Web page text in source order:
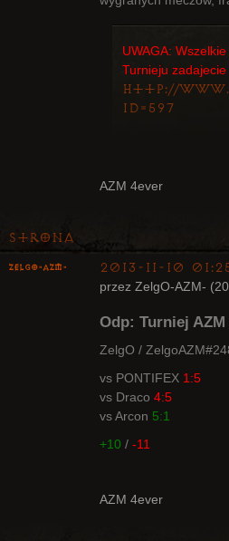
UWAGA:
Turnieju
http://
id=597
AZM 4ever
Strona
ZelgO-AZM- 2013-11-10
przez ZelgO-AZM-
Odp: Turniej AZM
ZelgO /
vs PONTIFEX 1:5
vs Draco 4:5
vs Arcon 5:1
+10 / -11
AZM 4ever